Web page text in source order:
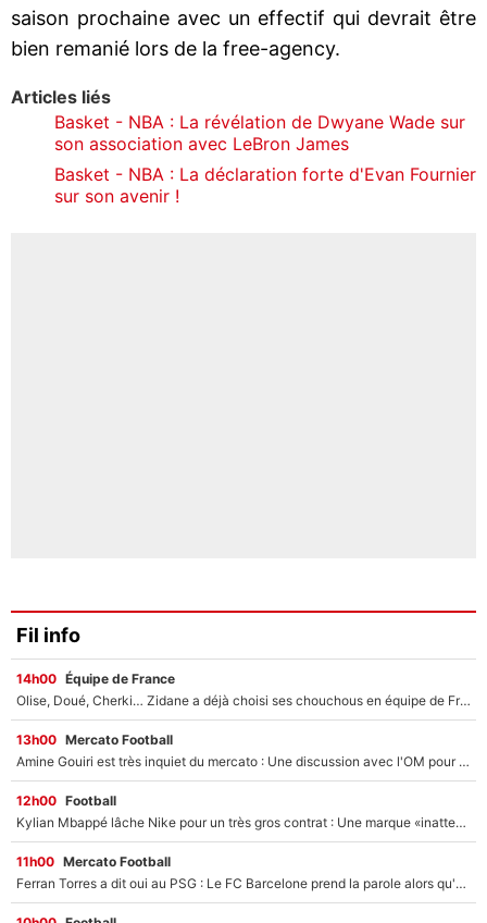
saison prochaine avec un effectif qui devrait être
bien remanié lors de la free-agency.
Articles liés
Basket - NBA : La révélation de Dwyane Wade sur
son association avec LeBron James
Basket - NBA : La déclaration forte d'Evan Fournier
sur son avenir !
Fil info
14h00 Équipe de France
Olise, Doué, Cherki… Zidane a déjà choisi ses chouchous en équipe de France ? L’IA annonce des surprises sans Kylian Mbappé !
13h00 Mercato Football
Amine Gouiri est très inquiet du mercato : Une discussion avec l'OM pour acter son transfert !
12h00 Football
Kylian Mbappé lâche Nike pour un très gros contrat : Une marque «inattendue» va frapper très fort
11h00 Mercato Football
Ferran Torres a dit oui au PSG : Le FC Barcelone prend la parole alors qu'un transfert de l'attaquant espagnol prend forme